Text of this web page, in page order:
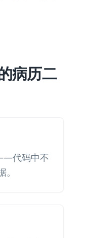
病历二
代码中不